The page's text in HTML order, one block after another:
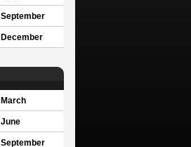
September
December
March
June
September